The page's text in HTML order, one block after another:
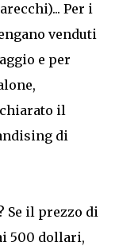
Per i
venduti
e per
il
di
? Se il prezzo di
500 dollari,